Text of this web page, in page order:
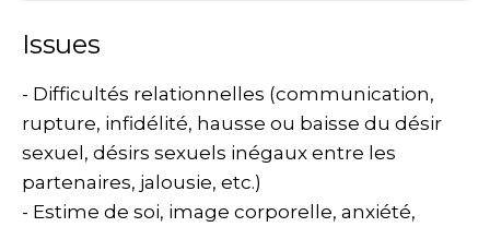
Issues
- Difficultés relationnelles (communication,
rupture, infidélité, hausse ou baisse du désir
sexuel, désirs sexuels inégaux entre les
partenaires, jalousie, etc.)
- Estime de soi, image corporelle, anxiété,